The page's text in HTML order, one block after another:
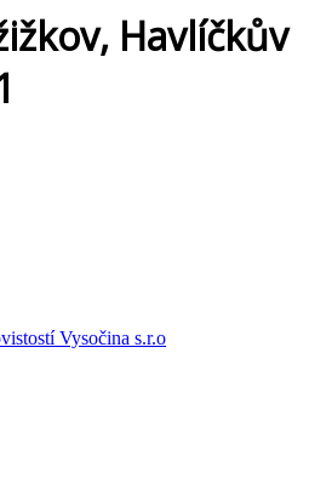
Havlíčkův
Vysočina s.r.o